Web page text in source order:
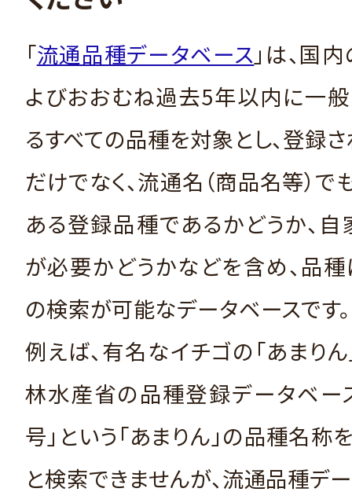
「流通品種データベース 」は、国
よびおおむね過去5年以内に一
るすべての品種を対象とし、登録
だけでなく、流通名（商品名等）で
ある登録品種であるかどうか、
が必要かどうかなどを含め、品
の検索が可能なデータベースです。
例えば、有名なイチゴの「あまりん
林水産省の品種登録データベー
号」という「あまりん」の品種名称
と検索できませんが、流通品種デ